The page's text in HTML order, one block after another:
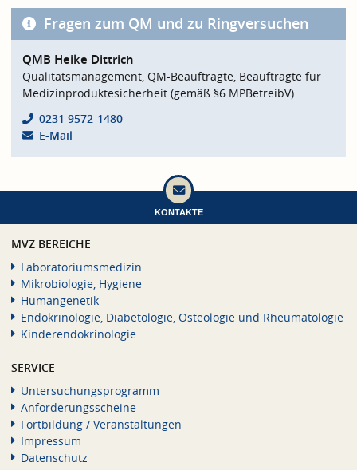
Fragen zum QM und zu Ringversuchen
QMB Heike Dittrich
Qualitätsmanagement, QM-Beauftragte, Beauftragte für
Medizinproduktesicherheit (gemäß §6 MPBetreibV)
0231 9572-1480
E-Mail
KONTAKTE
MVZ BEREICHE
Laboratoriumsmedizin
Mikrobiologie, Hygiene
Humangenetik
Endokrinologie, Diabetologie, Osteologie und Rheumatologie
Kinderendokrinologie
SERVICE
Untersuchungsprogramm
Anforderungsscheine
Fortbildung / Veranstaltungen
Impressum
Datenschutz